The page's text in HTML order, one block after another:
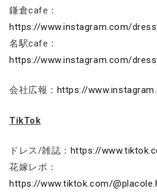
鎌倉cafe：
https://www.instagram.com/
名駅cafe：
https://www.instagram.com/
会社広報： https://
TikTok
ドレス/雑誌： https://
花嫁レポ：
https://www.tiktok.com/